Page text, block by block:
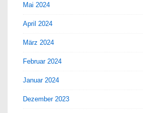
Mai 2024
April 2024
März 2024
Februar 2024
Januar 2024
Dezember 2023